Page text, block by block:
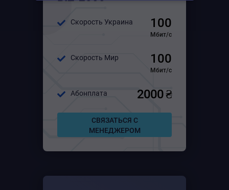
Скорость Украина 100
Мбит/с
Скорость Мир 100
Мбит/с
Абонплата 2000 ₴
СВЯЗАТЬСЯ С
МЕНЕДЖЕРОМ